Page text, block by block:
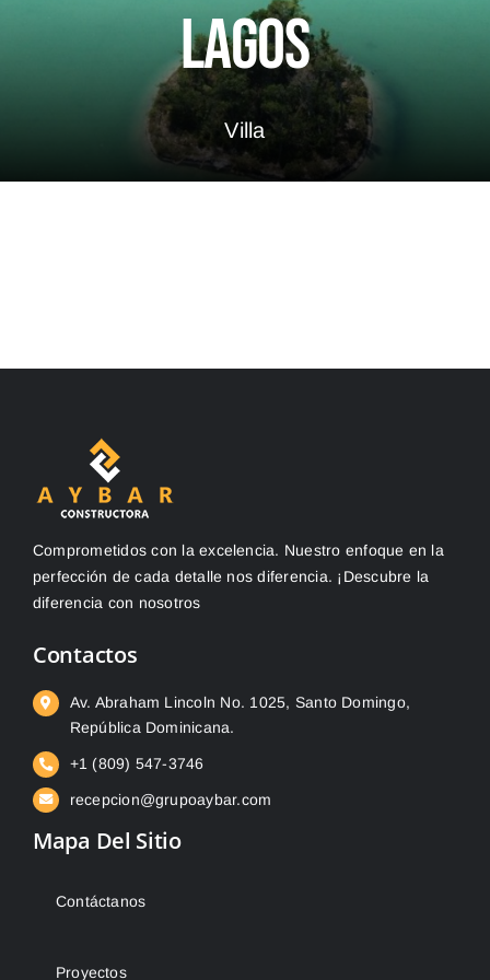
Contactos
Pádel Por Una Causa
Lagos
Villa
Comprometidos con la excelencia. Nuestro enfoque en la
perfección de cada detalle nos diferencia. ¡Descubre la
diferencia con nosotros
Contactos
Av. Abraham Lincoln No. 1025, Santo Domingo,
República Dominicana.
+1 (809) 547-3746
recepcion@grupoaybar.com
Mapa Del Sitio
Contáctanos
Proyectos